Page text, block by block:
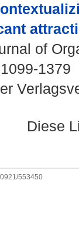
of
1379
Diese
553450